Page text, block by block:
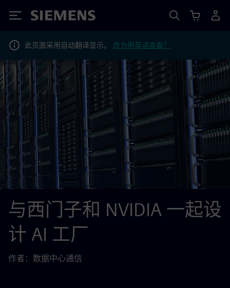
Siemens
此页面采用自动翻译显示。 改为用英语查看？
与西门子和 NVIDIA 一起设
计 AI 工厂
作者：数据中心通信